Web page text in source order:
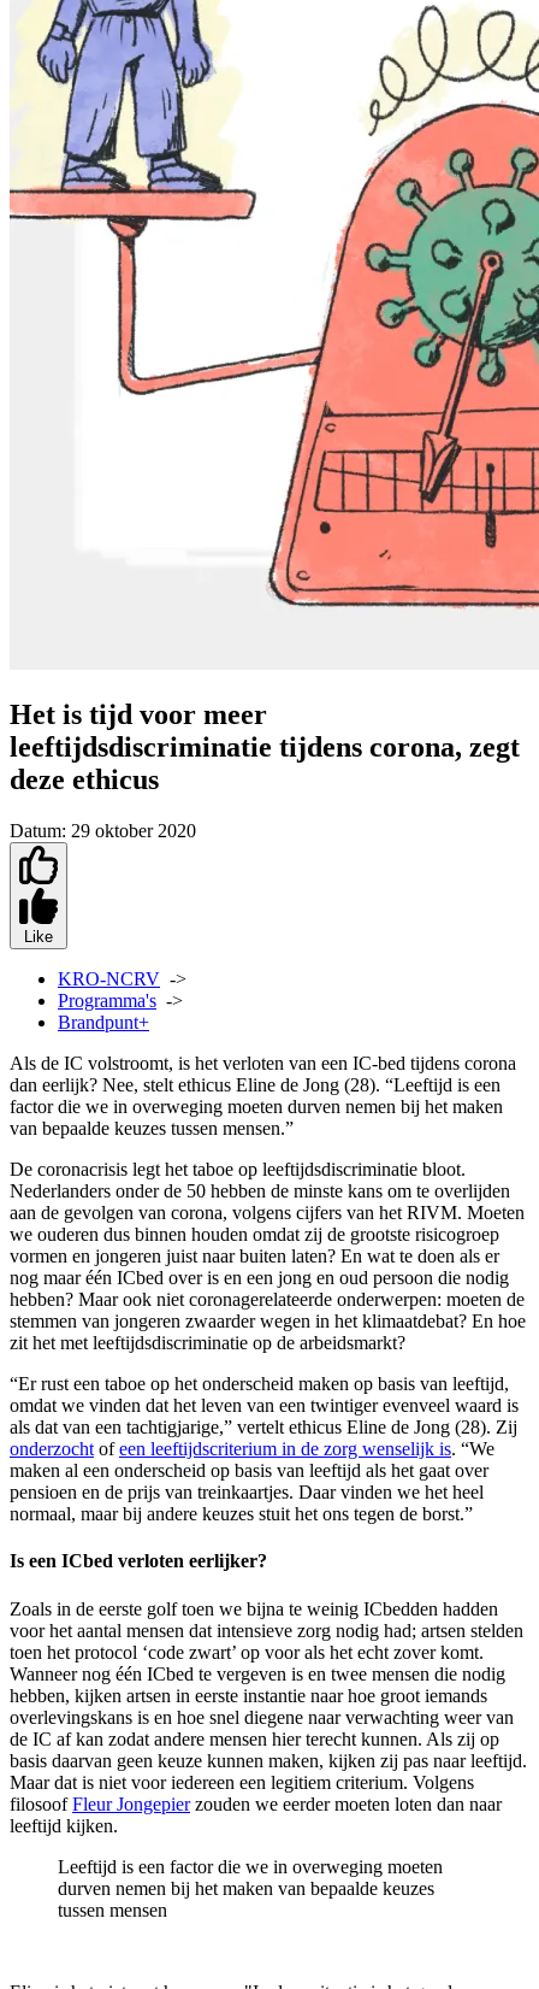
Het is tijd voor meer
leeftijdsdiscriminatie tijdens corona, zegt
deze ethicus
Datum: 29 oktober 2020
Like
KRO-NCRV ->
Programma's ->
Brandpunt+
Als de IC volstroomt, is het verloten van een IC-bed tijdens corona
dan eerlijk? Nee, stelt ethicus Eline de Jong (28). “Leeftijd is een
factor die we in overweging moeten durven nemen bij het maken
van bepaalde keuzes tussen mensen.”
De coronacrisis legt het taboe op leeftijdsdiscriminatie bloot.
Nederlanders onder de 50 hebben de minste kans om te overlijden
aan de gevolgen van corona, volgens cijfers van het RIVM. Moeten
we ouderen dus binnen houden omdat zij de grootste risicogroep
vormen en jongeren juist naar buiten laten? En wat te doen als er
nog maar één ICbed over is en een jong en oud persoon die nodig
hebben? Maar ook niet coronagerelateerde onderwerpen: moeten de
stemmen van jongeren zwaarder wegen in het klimaatdebat? En hoe
zit het met leeftijdsdiscriminatie op de arbeidsmarkt?
“Er rust een taboe op het onderscheid maken op basis van leeftijd,
omdat we vinden dat het leven van een twintiger evenveel waard is
als dat van een tachtigjarige,” vertelt ethicus Eline de Jong (28). Zij
onderzocht ofeen leeftijdscriterium in de zorg wenselijk is. “We
maken al een onderscheid op basis van leeftijd als het gaat over
pensioen en de prijs van treinkaartjes. Daar vinden we het heel
normaal, maar bij andere keuzes stuit het ons tegen de borst.”
Is een ICbed verloten eerlijker?
Zoals in de eerste golf toen we bijna te weinig ICbedden hadden
voor het aantal mensen dat intensieve zorg nodig had; artsen stelden
toen het protocol ‘code zwart’ op voor als het echt zover komt.
Wanneer nog één ICbed te vergeven is en twee mensen die nodig
hebben, kijken artsen in eerste instantie naar hoe groot iemands
overlevingskans is en hoe snel diegene naar verwachting weer van
de IC af kan zodat andere mensen hier terecht kunnen. Als zij op
basis daarvan geen keuze kunnen maken, kijken zij pas naar leeftijd.
Maar dat is niet voor iedereen een legitiem criterium. Volgens
filosoofFleur Jongepierzouden we eerder moeten loten dan naar
leeftijd kijken.
Leeftijd is een factor die we in overweging moeten
durven nemen bij het maken van bepaalde keuzes
tussen mensen